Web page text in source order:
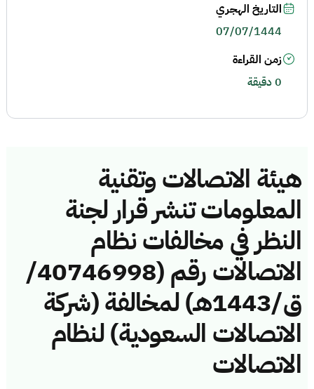
هيئة الاتصالات وتقنية
المعلومات تنشر قرار لجنة
النظر في مخالفات نظام
الاتصالات رقم (40746998/
ق/1443هـ) لمخالفة (شركة
الاتصالات السعودية) لنظام
الاتصالات
التاريخ الهجري
07/07/1444
زمن القراءة
0 دقيقة